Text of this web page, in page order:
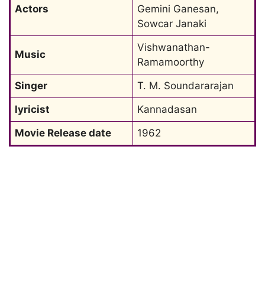
Actors
Gemini Ganesan,
Sowcar Janaki
Music
Vishwanathan-
Ramamoorthy
Singer
T. M. Soundararajan
lyricist
Kannadasan
Movie Release date
1962